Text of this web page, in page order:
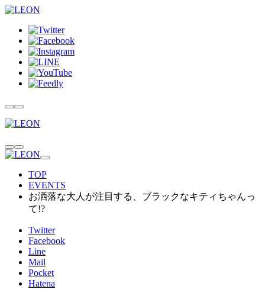
TOP
EVENTS
お洒落な大人が注目する、ブラックなキティちゃんっ
て!?
Twitter
Facebook
Line
Mail
Pocket
Hatena